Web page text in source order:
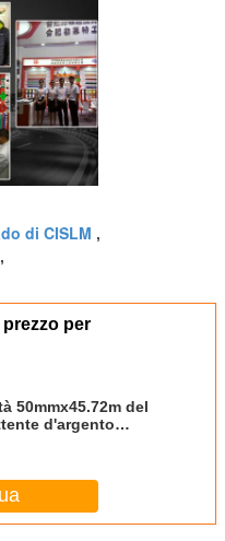
di CISLM ,
,
per
50mmx45.72m del
d'argento